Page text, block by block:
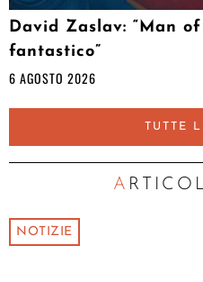
David Zaslav: “Man
fantastico”
6 AGOSTO 2026
TUTTE
NOTIZIE